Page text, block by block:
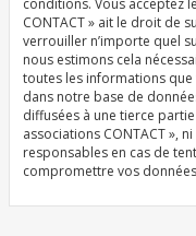
conditions. Vous acceptez
CONTACT » ait le droit de
verrouiller n’importe quel
nous estimons cela
toutes les informations
dans notre base de
diffusées à une tierce
associations CONTACT »,
responsables en cas de
compromettre vos